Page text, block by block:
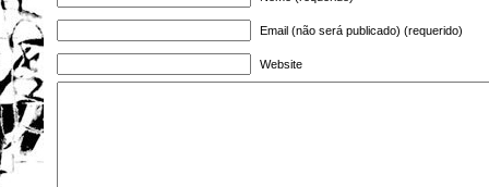
Email (não será publicado) (requerido)
Website